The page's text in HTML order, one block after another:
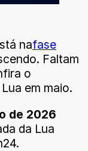
nafase
Faltam
o
em maio.
de 2026
da Lua